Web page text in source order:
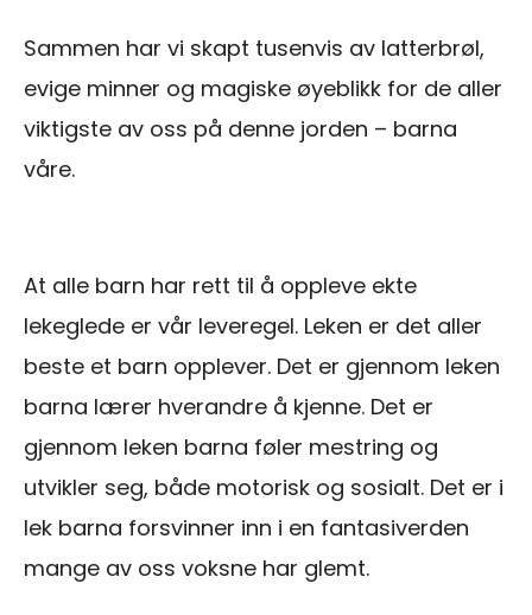
Sammen har vi skapt tusenvis av latterbrøl,
evige minner og magiske øyeblikk for de aller
viktigste av oss på denne jorden – barna
våre.
At alle barn har rett til å oppleve ekte
lekeglede er vår leveregel. Leken er det aller
beste et barn opplever. Det er gjennom leken
barna lærer hverandre å kjenne. Det er
gjennom leken barna føler mestring og
utvikler seg, både motorisk og sosialt. Det er i
lek barna forsvinner inn i en fantasiverden
mange av oss voksne har glemt.